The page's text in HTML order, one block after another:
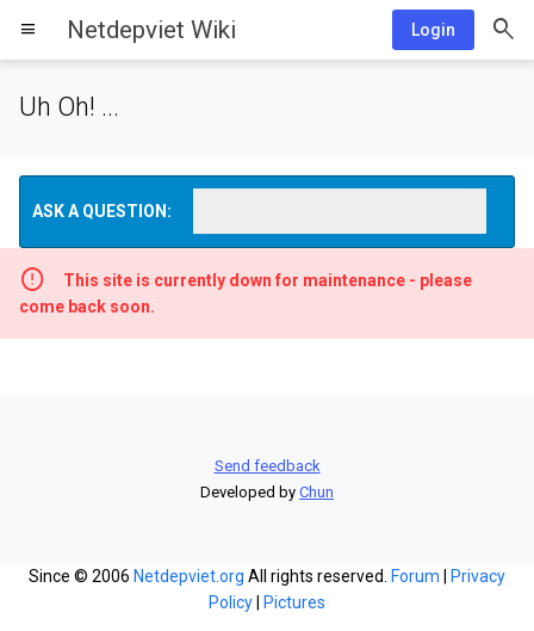
menu Netdepviet Wiki Login
Uh Oh! ...
ASK A QUESTION:
This site is currently down for maintenance - please
come back soon.
Send feedback
Developed by Chun
Since © 2006 Netdepviet.org All rights reserved. Forum
Privacy
Policy
Pictures